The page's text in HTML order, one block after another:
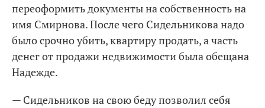
переоформить документы на собственность на
имя Смирнова. После чего Сидельникова надо
было срочно убить, квартиру продать, а часть
денег от продажи недвижимости была обещана
Надежде.
— Сидельников на свою беду позволил себя